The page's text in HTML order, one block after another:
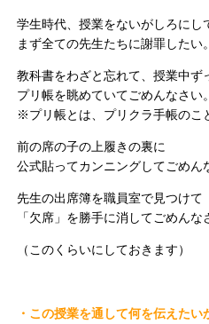
学生時代、授業をないがしろにし
まず全ての先生たちに謝罪したい。
教科書をわざと忘れて、授業中ず
プリ帳を眺めていてごめんなさい。
※プリ帳とは、プリクラ手帳のこ
前の席の子の上履きの裏に
公式貼ってカンニングしてごめん
先生の出席簿を職員室で見つけて
「欠席」を勝手に消してごめんな
（このくらいにしておきます）
・この授業を通して何を伝えたい